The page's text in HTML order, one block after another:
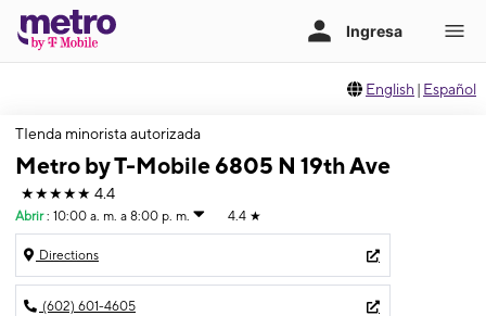
English | Español
TIenda minorista autorizada
Metro by T-Mobile 6805 N 19th Ave
★★★★★ 4.4
Abrir : 10:00 a. m. a 8:00 p. m. 4.4 ★
Directions
(602) 601-4605